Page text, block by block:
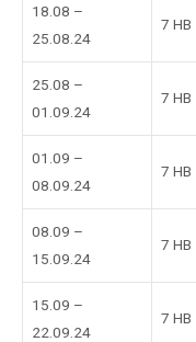
18.08 –
25.08.24
7 HB
25.08 –
01.09.24
7 HB
01.09 –
08.09.24
7 HB
08.09 –
15.09.24
7 HB
15.09 –
22.09.24
7 HB